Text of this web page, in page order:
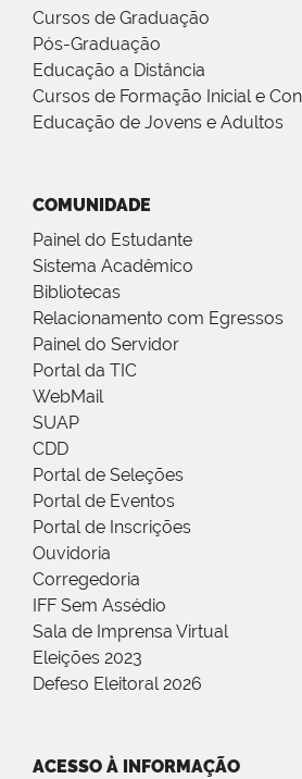
Cursos de Graduação
Pós-Graduação
Educação a Distância
Cursos de Formação Inicial e
Educação de Jovens e Adultos
COMUNIDADE
Painel do Estudante
Sistema Acadêmico
Bibliotecas
Relacionamento com Egressos
Painel do Servidor
Portal da TIC
WebMail
SUAP
CDD
Portal de Seleções
Portal de Eventos
Portal de Inscrições
Ouvidoria
Corregedoria
IFF Sem Assédio
Sala de Imprensa Virtual
Eleições 2023
Defeso Eleitoral 2026
ACESSO À INFORMAÇÃO